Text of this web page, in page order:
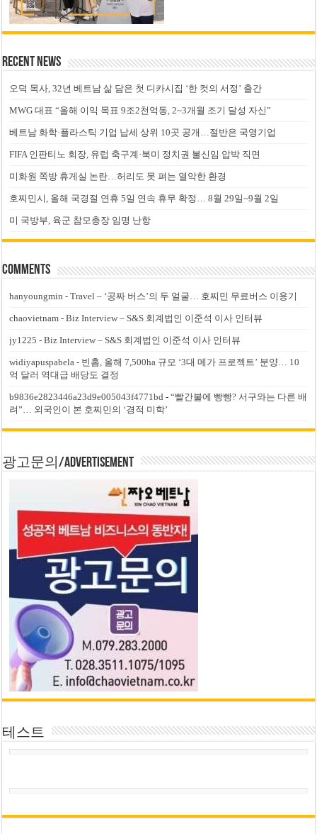
Recent News
오덕 목사, 32년 베트남 삶 담은 첫 디카시집 ‘한 컷의 서정’ 출간
MWG 대표 “올해 이익 목표 9조2천억동, 2~3개월 조기 달성 자신”
베트남 화학·플라스틱 기업 납세 상위 10곳 공개…절반은 국영기업
FIFA 인판티노 회장, 유럽 축구계·북미 정치권 불신임 압박 직면
미화원 쪽방 휴게실 논란…허리도 못 펴는 열악한 환경
호찌민시, 올해 국경절 연휴 5일 연속 휴무 확정… 8월 29일~9월 2일
미 국방부, 육군 참모총장 임명 난항
Comments
hanyoungmin -Travel – ‘공짜 버스’의 두 얼굴… 호찌민 무료버스 이용기
chaovietnam -Biz Interview – S&S 회계법인 이준석 이사 인터뷰
jy1225 -Biz Interview – S&S 회계법인 이준석 이사 인터뷰
widiyapuspabela - 빈홈, 올해 7,500ha 규모 ‘3대 메가 프로젝트’ 분양… 10
억 달러 역대급 배당도 결정
b9836e2823446a23d9e005043f4771bd -“빨간불에 빵빵? 서구와는 다른 배
려”… 외국인이 본 호찌민의 ‘경적 미학’
광고문의/Advertisement
테스트